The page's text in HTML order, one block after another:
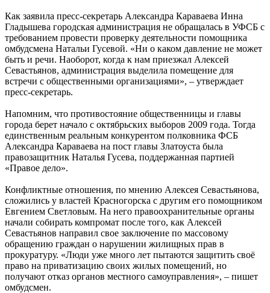
Как заявила пресс-секретарь Александра Караваева Инна
Гладышева городская администрация не обращалась в УФСБ с
требованием провести проверку деятельности помощника
омбудсмена Натальи Гусевой. «Ни о каком давление не может
быть и речи. Наоборот, когда к нам приезжал Алексей
Севастьянов, администрация выделила помещение для
встречи с общественными организациями», – утверждает
пресс-секретарь.
Напомним, что противостояние общественницы и главы
города берет начало с октябрьских выборов 2009 года. Тогда
единственным реальным конкурентом полковника ФСБ
Александра Караваева на пост главы Златоуста была
правозащитник Наталья Гусева, поддержанная партией
«Правое дело».
Конфликтные отношения, по мнению Алексея Севастьянова,
сложились у властей Красногорска с другим его помощником
Евгением Светловым. На него правоохранительные органы
начали собирать компромат после того, как Алексей
Севастьянов направил свое заключение по массовому
обращению граждан о нарушении жилищных прав в
прокуратуру. «Люди уже много лет пытаются защитить своё
право на приватизацию своих жилых помещений, но
получают отказ органов местного самоуправления», – пишет
омбудсмен.